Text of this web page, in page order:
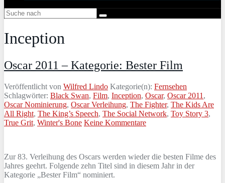
Inception
Oscar 2011 – Kategorie: Bester Film
Veröffentlicht von Wilfred Lindo Kategorie(n): Fernsehen
Schlagwörter: Black Swan, Film, Inception, Oscar, Oscar 2011 ,
Oscar Nominierung, Oscar Verleihung, The Fighter, The Kids Are
All Right, The King’s Speech, The Social Network, Toy Story 3,
True Grit, Winter's Bone Keine Kommentare
Zur 83. Verleihung des Oscars werden wieder die besten Filme des
Jahres geehrt. Folgende zehn Titel sind in diesem Jahr in der
Kategorie „Bester Film“ nominiert.